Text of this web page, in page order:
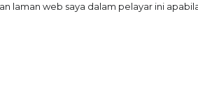
laman web saya dalam pelayar ini